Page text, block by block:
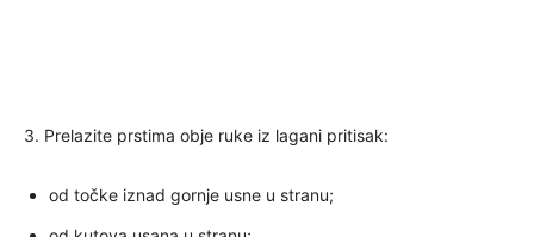
3. Prelazite prstima obje ruke iz lagani pritisak:
od točke iznad gornje usne u stranu;